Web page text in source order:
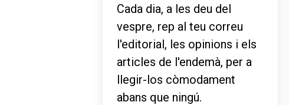
Cada dia, a les deu del
vespre, rep al teu correu
l'editorial, les opinions i els
articles de l'endemà, per a
llegir-los còmodament
abans que ningú.